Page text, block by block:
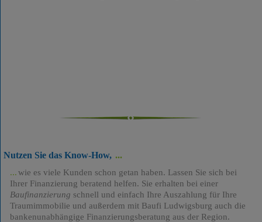
Nutzen Sie das Know-How,
wie es viele Kunden schon getan haben. Lassen Sie sich bei
Ihrer Finanzierung beratend helfen. Sie erhalten bei einer
Baufinanzierung schnell und einfach Ihre Auszahlung für Ihre
Traumimmobilie und außerdem mit Baufi Ludwigsburg auch die
bankenunabhängige Finanzierungsberatung aus der Region.